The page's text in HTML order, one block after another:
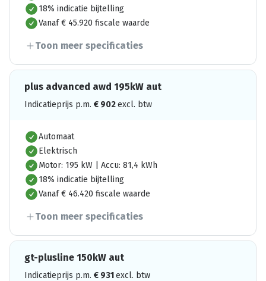
18% indicatie bijtelling
Vanaf € 45.920 fiscale waarde
Toon meer specificaties
plus advanced awd 195kW aut
Indicatieprijs p.m. € 902excl. btw
Automaat
Elektrisch
Motor: 195 kW | Accu: 81,4 kWh
18% indicatie bijtelling
Vanaf € 46.420 fiscale waarde
Toon meer specificaties
gt-plusline 150kW aut
Indicatieprijs p.m. € 931excl. btw